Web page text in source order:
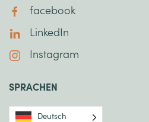
facebook
LinkedIn
Instagram
SPRACHEN
Deutsch